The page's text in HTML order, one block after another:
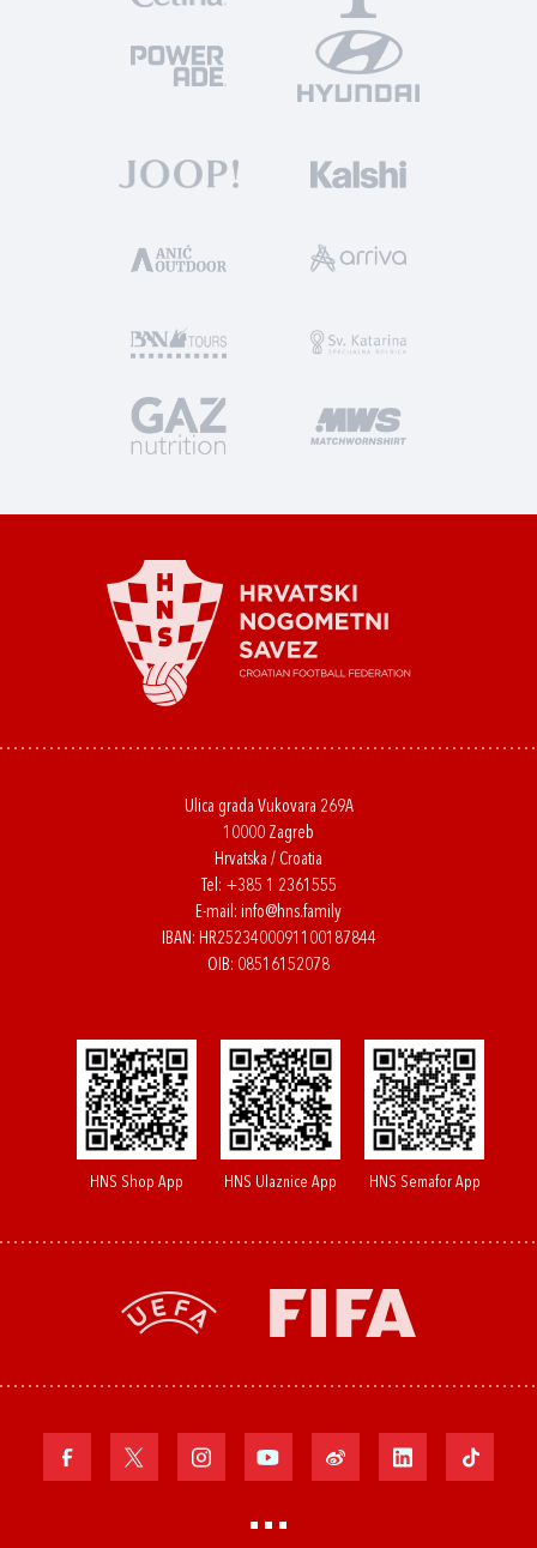
Ulica grada Vukovara 269A
10000 Zagreb
Hrvatska / Croatia
Tel: +385 1 2361555
E-mail: info@hns.family
IBAN: HR2523400091100187844
OIB: 08516152078
HNS Shop App HNS Ulaznice App HNS Semafor App